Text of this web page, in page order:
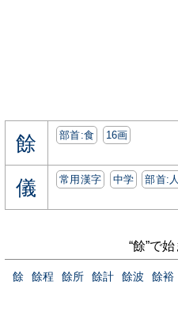
餘 部首:⾷ 16画
儀 常用漢字 中学 部首:⼈
“餘”で
餘 餘程 餘所 餘計 餘波 餘裕